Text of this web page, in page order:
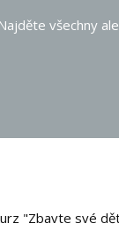
Najděte všechny
"Zbavte své